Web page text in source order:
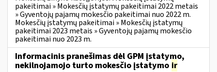
pakeitimai » Mokesčių įstatymų pakeitimai 2022 metais
» Gyventojų pajamų mokesčio pakeitimai nuo 2022 m.
Mokesčių įstatymų pakeitimai » Mokesčių įstatymų
pakeitimai 2023 metais » Gyventojų pajamų mokesčio
pakeitimai nuo 2023 m.
Informacinis pranešimas dėl GPM įstatymo,
nekilnojamojo turto mokesčio įstatymo ir